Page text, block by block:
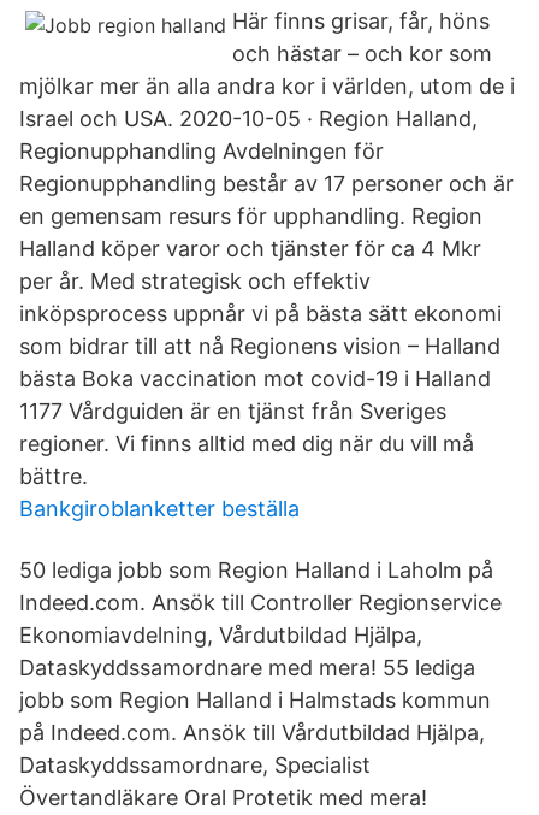
Här finns grisar, får, höns
och hästar – och kor som
mjölkar mer än alla andra kor i världen, utom de i
Israel och USA. 2020-10-05 · Region Halland,
Regionupphandling Avdelningen för
Regionupphandling består av 17 personer och är
en gemensam resurs för upphandling. Region
Halland köper varor och tjänster för ca 4 Mkr
per år. Med strategisk och effektiv
inköpsprocess uppnår vi på bästa sätt ekonomi
som bidrar till att nå Regionens vision – Halland
bästa Boka vaccination mot covid-19 i Halland
1177 Vårdguiden är en tjänst från Sveriges
regioner. Vi finns alltid med dig när du vill må
bättre.
Bankgiroblanketter beställa
50 lediga jobb som Region Halland i Laholm på
Indeed.com. Ansök till Controller Regionservice
Ekonomiavdelning, Vårdutbildad Hjälpa,
Dataskyddssamordnare med mera! 55 lediga
jobb som Region Halland i Halmstads kommun
på Indeed.com. Ansök till Vårdutbildad Hjälpa,
Dataskyddssamordnare, Specialist
Övertandläkare Oral Protetik med mera!